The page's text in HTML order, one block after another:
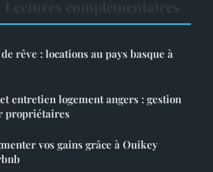
rêve : locations au pays basque à
entretien logement angers : gestion
propriétaires
vos gains grâce à Ouikey